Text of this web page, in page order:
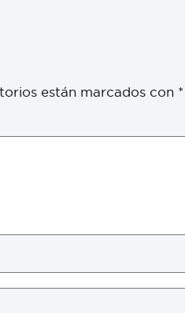
están marcados con *